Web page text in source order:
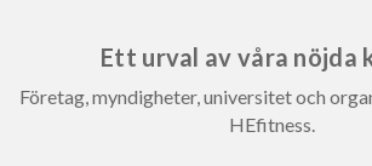
Ett urval av våra nöjda
Företag, myndigheter, universitet och
HEfitness.